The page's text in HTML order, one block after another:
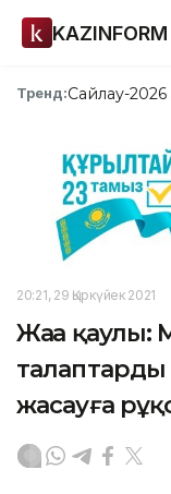
KAZINFORM
Тренд:Сайлау-2026
20:21, 29 Қыркүйек 2021
Жаңа қаулы:
жасауға